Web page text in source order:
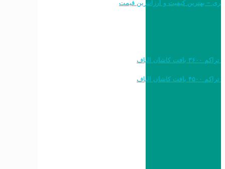
خرید به قیمت فرش ماشینی ۱۲۰۰ شانه تراکم ۳۶۰۰ بافت کاشان الیاف
خرید به قیمت فرش ماشینی ۱۵۰۰ شانه تراکم ۴۵۰۰ بافت کاشان الیاف